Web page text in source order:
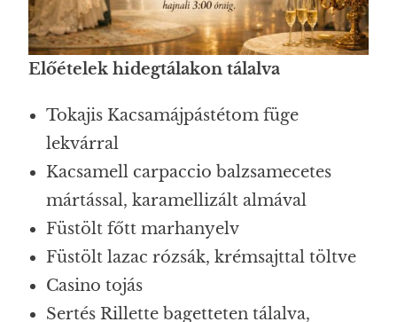
Előételek hidegtálakon tálalva
Tokajis Kacsamájpástétom füge
lekvárral
Kacsamell carpaccio balzsamecetes
mártással, karamellizált almával
Füstölt főtt marhanyelv
Füstölt lazac rózsák, krémsajttal töltve
Casino tojás
Sertés Rillette bagetteten tálalva,